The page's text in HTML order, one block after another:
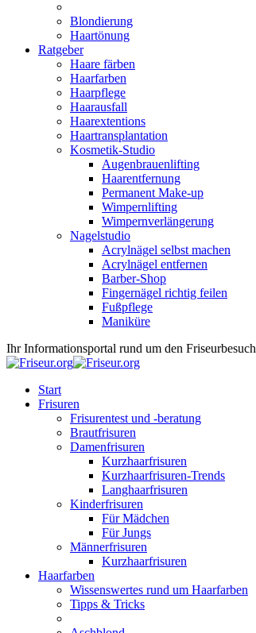
Blondierung
Haartönung
Ratgeber
Haare färben
Haarfarben
Haarpflege
Haarausfall
Haarextentions
Haartransplantation
Kosmetik-Studio
Augenbrauenlifting
Haarentfernung
Permanent Make-up
Wimpernlifting
Wimpernverlängerung
Nagelstudio
Acrylnägel selbst machen
Acrylnägel entfernen
Barber-Shop
Fingernägel richtig feilen
Fußpflege
Maniküre
Ihr Informationsportal rund um den Friseurbesuch
Start
Frisuren
Frisurentest und -beratung
Brautfrisuren
Damenfrisuren
Kurzhaarfrisuren
Kurzhaarfrisuren-Trends
Langhaarfrisuren
Kinderfrisuren
Für Mädchen
Für Jungs
Männerfrisuren
Kurzhaarfrisuren
Haarfarben
Wissenswertes rund um Haarfarben
Tipps & Tricks